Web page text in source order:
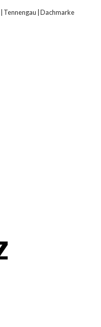
Tennengau Dachmarke